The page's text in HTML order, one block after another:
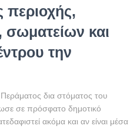
περιοχής,
και
την
δια στόματος του
σε πρόσφατο δημοτικό
ακόμα και αν είναι μέσα